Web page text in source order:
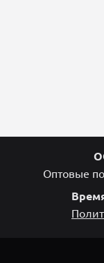
Оптовые